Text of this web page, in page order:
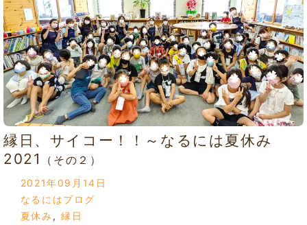
縁日、サイコー！！～なるには夏休み
2021
（その２）
2021年09月14日
なるにはブログ
夏休み ,縁日